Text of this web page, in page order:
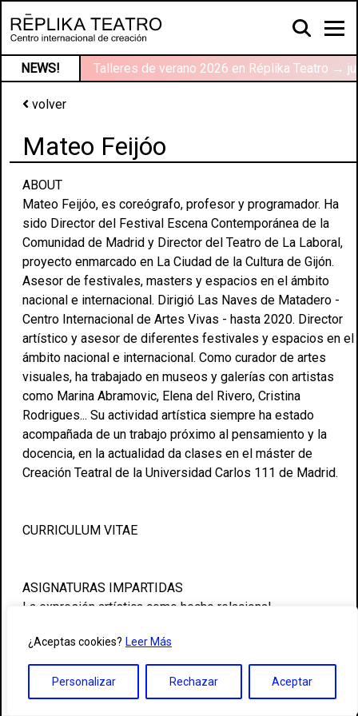
¿Aceptas cookies? Leer Más
Personalizar Rechazar Aceptar
NEWS! Talleres de verano 2026 en Réplika Teatro →
volver
Mateo Feijóo
ABOUT
Mateo Feijóo, es coreógrafo, profesor y programador. Ha
sido Director del Festival Escena Contemporánea de la
Comunidad de Madrid y Director del Teatro de La Laboral,
proyecto enmarcado en La Ciudad de la Cultura de Gijón.
Asesor de festivales, masters y espacios en el ámbito
nacional e internacional. Dirigió Las Naves de Matadero -
Centro Internacional de Artes Vivas - hasta 2020. Director
artístico y asesor de diferentes festivales y espacios en el
ámbito nacional e internacional. Como curador de artes
visuales, ha trabajado en museos y galerías con artistas
como Marina Abramovic, Elena del Rivero, Cristina
Rodrigues... Su actividad artística siempre ha estado
acompañada de un trabajo próximo al pensamiento y la
docencia, en la actualidad da clases en el máster de
Creación Teatral de la Universidad Carlos 111 de Madrid.
CURRICULUM VITAE
ASIGNATURAS IMPARTIDAS
La expresión artística como hecho relacional